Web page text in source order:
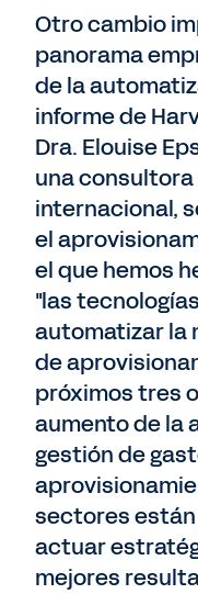
Otro cambio
panorama
de la
informe de
Dra. Elouise
una
internacional,
el
el que hemos
"las
automatizar la
de
próximos tres
aumento de la
gestión de
sectores
actuar
mejores